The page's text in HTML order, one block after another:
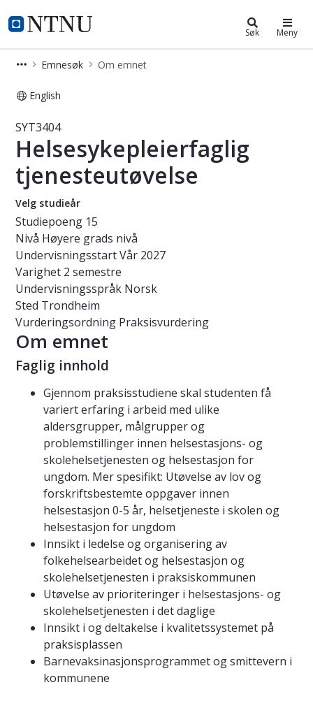
NTNU Hjemmeside
Studier Søk Meny
Emnesøk Om emnet
English
Emne - Helsesykepleierfaglig
SYT3404
Helsesykepleierfaglig
tjenesteutøvelse
Velg studieår
Studiepoeng 15
Nivå Høyere grads nivå
UndervisningsstartVår 2027
Varighet 2 semestre
Undervisningsspråk Norsk
Sted Trondheim
Vurderingsordning Praksisvurdering
Om emnet
Faglig innhold
Gjennom praksisstudiene skal studenten få
variert erfaring i arbeid med ulike
aldersgrupper, målgrupper og
problemstillinger innen helsestasjons- og
skolehelsetjenesten og helsestasjon for
ungdom. Mer spesifikt: Utøvelse av lov og
forskriftsbestemte oppgaver innen
helsestasjon 0-5 år, helsetjeneste i skolen og
helsestasjon for ungdom
Innsikt i ledelse og organisering av
folkehelsearbeidet og helsestasjon og
skolehelsetjenesten i praksiskommunen
Utøvelse av prioriteringer i helsestasjons- og
skolehelsetjenesten i det daglige
Innsikt i og deltakelse i kvalitetssystemet på
praksisplassen
Barnevaksinasjonsprogrammet og smittevern i
kommunene